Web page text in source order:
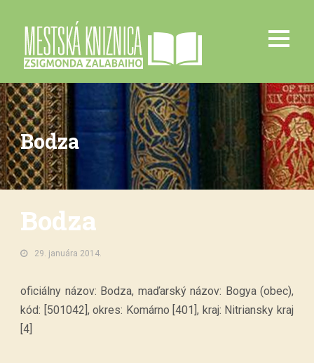
Bodza
Bodza
29. januára 2014.
oficiálny názov: Bodza, maďarský názov: Bogya (obec),
kód: [501042], okres: Komárno [401], kraj: Nitriansky kraj
[4]